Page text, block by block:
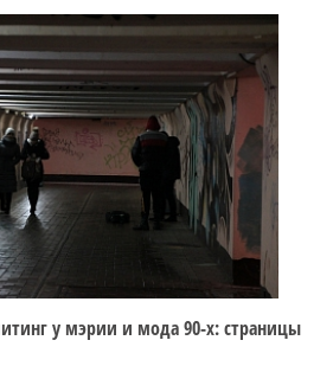
у мэрии и мода 90-х: страницы